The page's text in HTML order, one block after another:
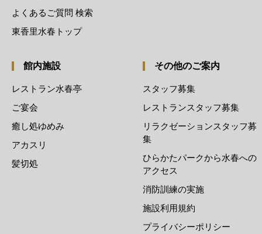
よくあるご質問 検索
東香里水春トップ
館内施設
レストラン水春亭
ご宴会
癒し処ゆめみ
アカスリ
髪切処
その他のご案内
スタッフ募集
レストランスタッフ募集
リラクゼーションスタッフ募
集
ひらかたパークから水春への
アクセス
消防訓練の実施
施設利用規約
プライバシーポリシー